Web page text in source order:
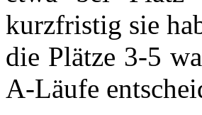
kurzfristig sie
die Plätze 3-5
A-Läufe